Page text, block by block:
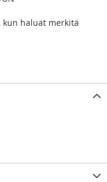
haluat merkitä